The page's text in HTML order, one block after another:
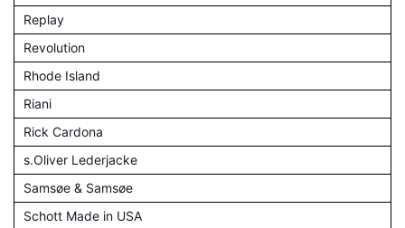
Replay
Revolution
Rhode Island
Riani
Rick Cardona
s.Oliver Lederjacke
Samsøe & Samsøe
Schott Made in USA